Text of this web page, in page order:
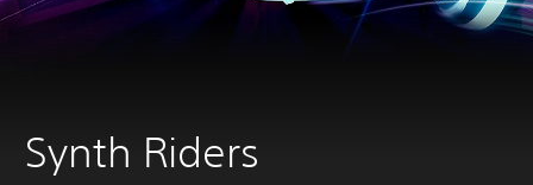
Synth Riders